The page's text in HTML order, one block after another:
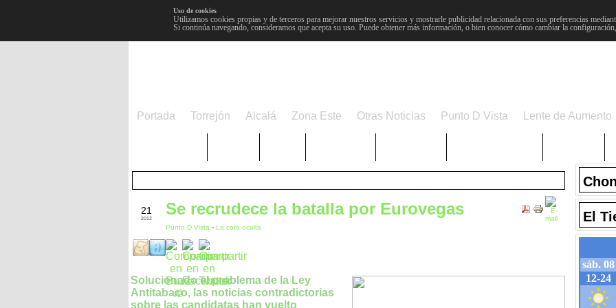
Uso de cookies
Utilizamos cookies propias y de terceros para mejorar nuestros servicios y mostrarle publicidad relacionada con sus preferencias
Si continúa navegando, consideramos que acepta su uso. Puede obtener más información, o bien conocer cómo cambiar la
Portada Torrejón Alcalá Zona Este Otras Noticias Punto D Vista Lente de Aumento
21
2012
Se recrudece la batalla por Eurovegas
Punto D Vista - La cara oculta
Solucionado el problema de la Ley
Antitabaco, las noticias contradictorias
sobre las candidatas han vuelto
El